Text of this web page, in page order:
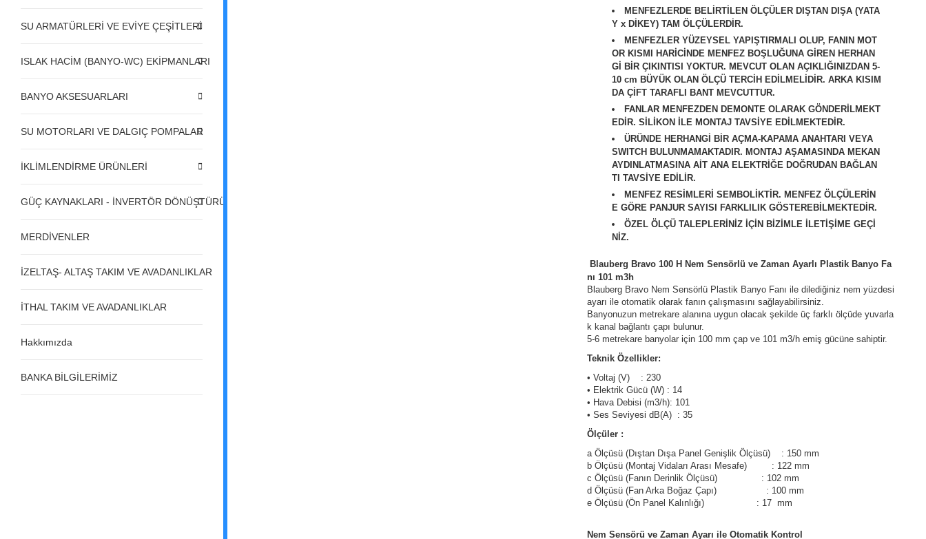
SU ARMATÜRLERİ VE EVİYE ÇEŞİTLERİ
ISLAK HACİM (BANYO-WC) EKİPMANLARI
BANYO AKSESUARLARI
SU MOTORLARI VE DALGIÇ POMPALAR
İKLİMLENDİRME ÜRÜNLERİ
GÜÇ KAYNAKLARI - İNVERTÖR DÖNÜŞTÜRÜCÜLER - REGÜLATÖRLER
MERDİVENLER
İZELTAŞ- ALTAŞ TAKIM VE AVADANLIKLAR
İTHAL TAKIM VE AVADANLIKLAR
Hakkımızda
BANKA BİLGİLERİMİZ
MENFEZLERDE BELİRTİLEN ÖLÇÜLER DIŞTAN DIŞA (YATA
Y x DİKEY) TAM ÖLÇÜLERDİR.
MENFEZLER YÜZEYSEL YAPIŞTIRMALI OLUP, FANIN MOT
OR KISMI HARİCİNDE MENFEZ BOŞLUĞUNA GİREN HERHAN
Gİ BİR ÇIKINTISI YOKTUR. MEVCUT OLAN AÇIKLIĞINIZDAN 5-
10 cm BÜYÜK OLAN ÖLÇÜ TERCİH EDİLMELİDİR. ARKA KISIM
DA ÇİFT TARAFLI BANT MEVCUTTUR.
FANLAR MENFEZDEN DEMONTE OLARAK GÖNDERİLMEKT
EDİR. SİLİKON İLE MONTAJ TAVSİYE EDİLMEKTEDİR.
ÜRÜNDE HERHANGİ BİR AÇMA-KAPAMA ANAHTARI VEYA
SWITCH BULUNMAMAKTADIR. MONTAJ AŞAMASINDA MEKAN
AYDINLATMASINA AİT ANA ELEKTRİĞE DOĞRUDAN BAĞLAN
TI TAVSİYE EDİLİR.
M ENFEZ RESİMLERİ SEMBOLİKTİR. MENFEZ ÖLÇÜLERİN
E GÖRE PANJUR SAYISI FARKLILIK GÖSTEREBİLMEKTEDİR.
ÖZEL ÖLÇÜ TALEPLERİNİZ İÇİN BİZİMLE İLETİŞİME GEÇİ
NİZ.
Blauberg Bravo 100 H Nem Sensörlü ve Zaman Ayarlı Plastik Banyo Fa
nı 101 m3h
Blauberg Bravo Nem Sensörlü Plastik Banyo Fanı ile dilediğiniz nem yüzdesi
ayarı ile otomatik olarak fanın çalışmasını sağlayabilirsiniz.
Banyonuzun metrekare alanına uygun olacak şekilde üç farklı ölçüde yuvarla
k kanal bağlantı çapı bulunur.
5-6 metrekare banyolar için 100 mm çap ve 101 m3/h emiş gücüne sahiptir.
Teknik Özellikler:
• Voltaj (V) : 230
• Elektrik Gücü (W) : 14
• Hava Debisi (m3/h): 101
• Ses Seviyesi dB(A) : 35
Ölçüler :
a Ölçüsü (Dıştan Dışa Panel Genişlik Ölçüsü) : 150 mm
b Ölçüsü (Montaj Vidaları Arası Mesafe) : 122 mm
c Ölçüsü (Fanın Derinlik Ölçüsü) : 102 mm
d Ölçüsü (Fan Arka Boğaz Çapı) : 100 mm
e Ölçüsü (Ön Panel Kalınlığı) : 17 mm
Nem Sensörü ve Zaman Ayarı ile Otomatik Kontrol